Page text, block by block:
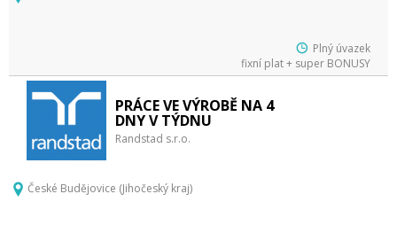
Plný úvazek
fixní plat + super BONUSY
PRÁCE VE VÝROBĚ NA 4
DNY V TÝDNU
Randstad s.r.o.
České Budějovice (Jihočeský kraj)